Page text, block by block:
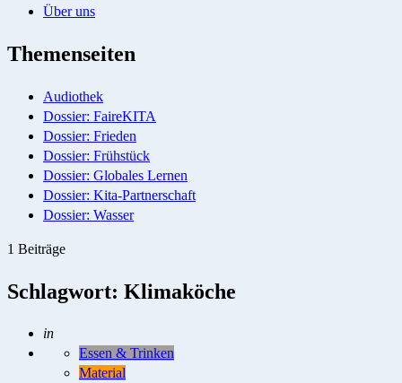
Über uns
Themenseiten
Audiothek
Dossier: FaireKITA
Dossier: Frieden
Dossier: Frühstück
Dossier: Globales Lernen
Dossier: Kita-Partnerschaft
Dossier: Wasser
1 Beiträge
Schlagwort: Klimaköche
Geschrieben
in
Essen & Trinken
Material